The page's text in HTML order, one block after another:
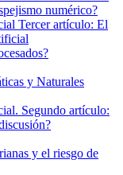
numérico?
Tercer artículo: El
y Naturales
Segundo artículo:
y el riesgo de